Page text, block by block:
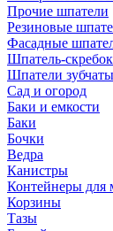
Прочие шпатели
Резиновые
Фасадные
Шпатель-скребок
Шпатели
Сад и огород
Баки и емкости
Баки
Бочки
Ведра
Канистры
Контейнеры для
Корзины
Тазы